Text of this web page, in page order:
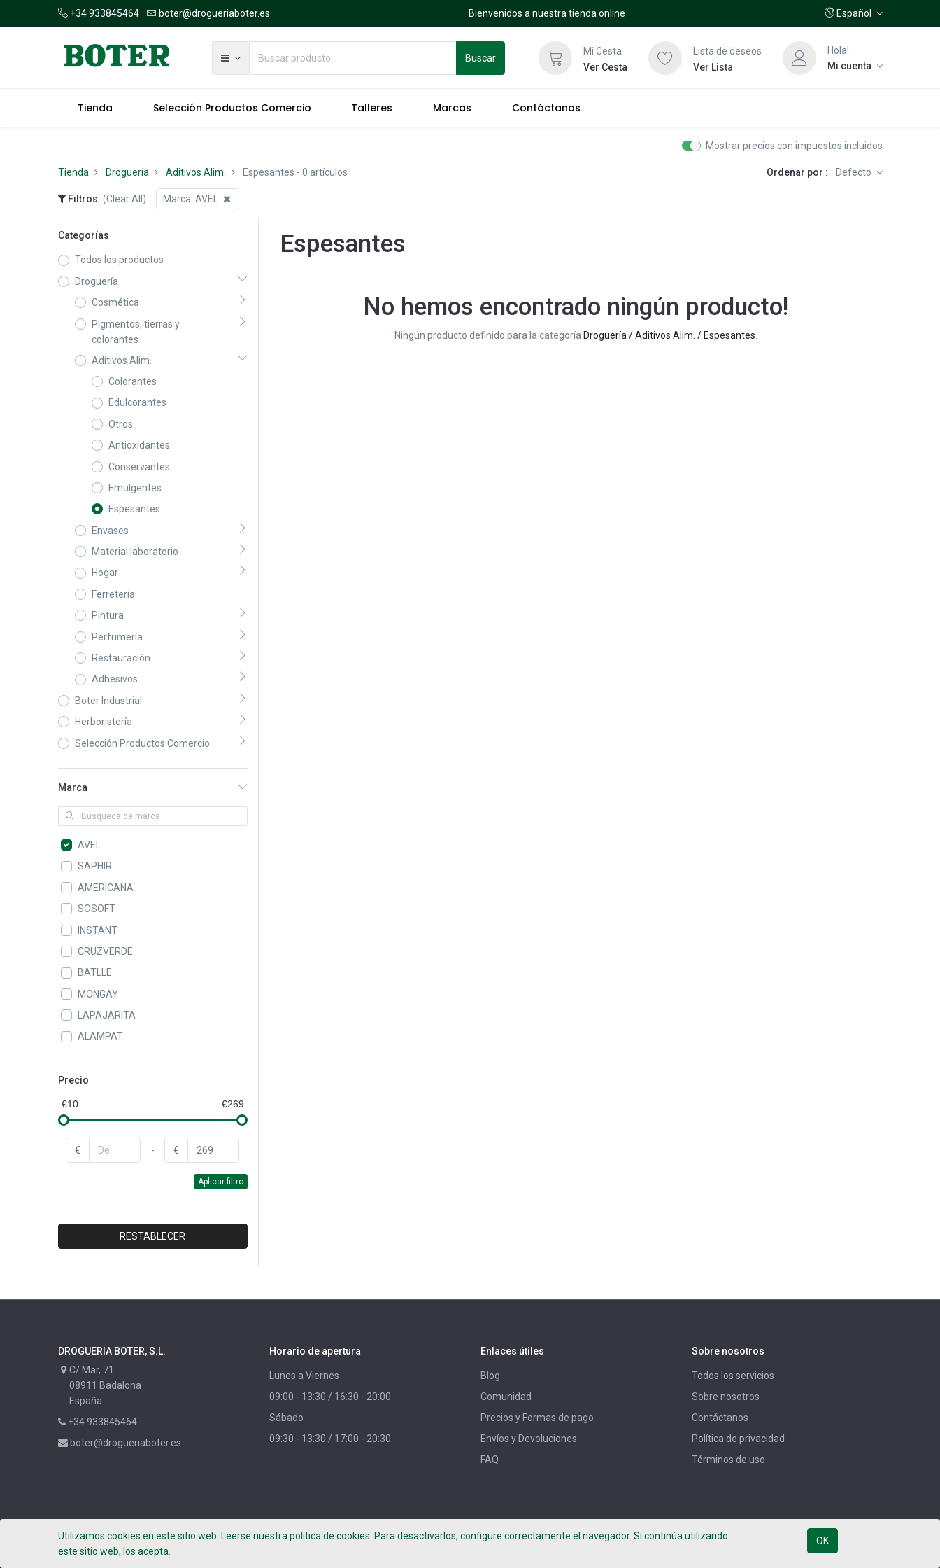
Utilizamos cookies en este sitio web. Leerse nuestra política de cookies. Para desactivarlos, configure correctamente el navegador. Si continúa utilizando
este sitio web, los acepta.
OK
+34 933845464 boter@drogueriaboter.es Bienvenidos a nuestra tienda online Español
Buscar
Mi Cesta
Ver Cesta
Lista de deseos
Ver Lista
Hola!
Mi cuenta
Tienda Selección Productos Comercio Talleres Marcas Contáctanos
Mostrar precios con impuestos incluidos
Tienda Droguería Aditivos Alim. Espesantes - 0 artículos Ordenar por : Defecto
Filtros (Clear All) : Marca:AVEL
Categorías
Todos los productos
Droguería
Cosmética
Pigmentos, tierras y
colorantes
Aditivos Alim.
Colorantes
Edulcorantes
Otros
Antioxidantes
Conservantes
Emulgentes
Espesantes
Envases
Material laboratorio
Hogar
Ferretería
Pintura
Perfumería
Restauración
Adhesivos
Boter Industrial
Herboristería
Selección Productos Comercio
Marca
AVEL
SAPHIR
AMERICANA
SOSOFT
INSTANT
CRUZVERDE
BATLLE
MONGAY
LAPAJARITA
ALAMPAT
QUEY
CAROL
BAYROL
STARWAX
DYLON
PASO
RAYT
IBERIA
LIXONE
LIXNATURE
DIPISTOL
Precio
€10 €269
€ - €
Aplicar filtro
RESTABLECER
Espesantes
No hemos encontrado ningún producto!
Ningún producto definido para la categoría Droguería / Aditivos Alim. / Espesantes.
DROGUERIA BOTER, S.L.
C/ Mar, 71
08911 Badalona
España
+34 933845464
boter@drogueriaboter.es
Horario de apertura
Lunes a Viernes
09:00 - 13:30 / 16:30 - 20:00
Sábado
09:30 - 13:30 / 17:00 - 20:30
Enlaces útiles
Blog
Comunidad
Precios y Formas de pago
Envíos y Devoluciones
FAQ
Sobre nosotros
Todos los servicios
Sobre nosotros
Contáctanos
Política de privacidad
Términos de uso
Copyright © DROGUERIA BOTER, S.L.